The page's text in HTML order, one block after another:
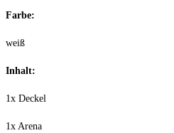
Farbe:
weiß
Inhalt:
1x Deckel
1x Arena